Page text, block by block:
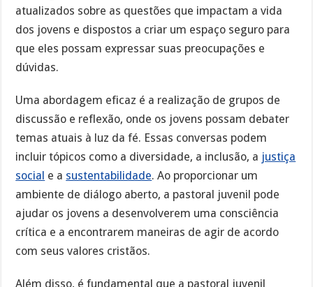
atualizados sobre as questões que impactam a vida
dos jovens e dispostos a criar um espaço seguro para
que eles possam expressar suas preocupações e
dúvidas.
Uma abordagem eficaz é a realização de grupos de
discussão e reflexão, onde os jovens possam debater
temas atuais à luz da fé. Essas conversas podem
incluir tópicos como a diversidade, a inclusão, a justiça
social e a sustentabilidade. Ao proporcionar um
ambiente de diálogo aberto, a pastoral juvenil pode
ajudar os jovens a desenvolverem uma consciência
crítica e a encontrarem maneiras de agir de acordo
com seus valores cristãos.
Além disso, é fundamental que a pastoral juvenil